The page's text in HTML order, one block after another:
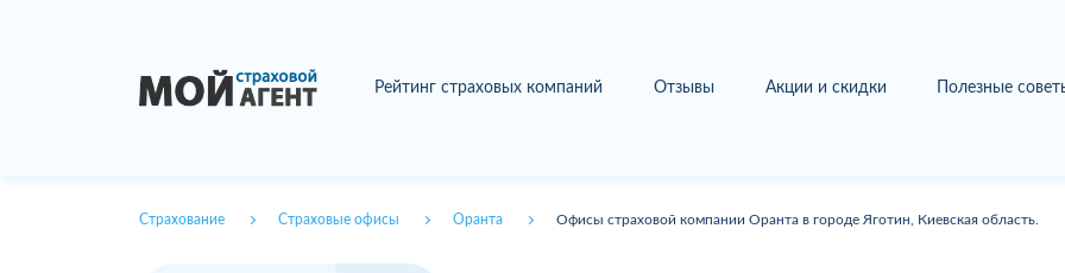
Рейтинг страховых компаний Отзывы Акции и скидки Полезные
Страхование Страховые офисы Оранта Офисы страховой компании Оранта в городе Яготин, Киевская область.